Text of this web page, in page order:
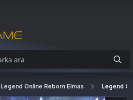
Legend Online Reborn Elmas Legend